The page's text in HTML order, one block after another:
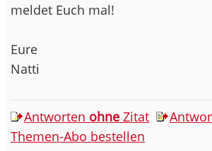
meldet Euch mal!
Eure
Natti
Antworten ohne Zitat
Themen-Abo bestellen